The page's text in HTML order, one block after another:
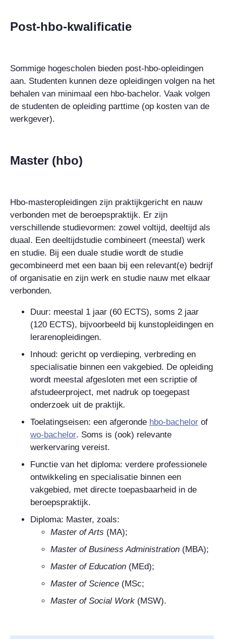
Post-hbo-kwalificatie
Sommige hogescholen bieden post-hbo-opleidingen
aan. Studenten kunnen deze opleidingen volgen na het
behalen van minimaal een hbo-bachelor. Vaak volgen
de studenten de opleiding parttime (op kosten van de
werkgever).
Master (hbo)
Hbo-masteropleidingen zijn praktijkgericht en nauw
verbonden met de beroepspraktijk. Er zijn
verschillende studievormen: zowel voltijd, deeltijd als
duaal. Een deeltijdstudie combineert (meestal) werk
en studie. Bij een duale studie wordt de studie
gecombineerd met een baan bij een relevant(e) bedrijf
of organisatie en zijn werk en studie nauw met elkaar
verbonden.
Duur: meestal 1 jaar (60 ECTS), soms 2 jaar
(120 ECTS), bijvoorbeeld bij kunstopleidingen en
lerarenopleidingen.
Inhoud: gericht op verdieping, verbreding en
specialisatie binnen een vakgebied. De opleiding
wordt meestal afgesloten met een scriptie of
afstudeerproject, met nadruk op toegepast
onderzoek uit de praktijk.
Toelatingseisen: een afgeronde hbo-bachelor of
wo-bachelor. Soms is (ook) relevante
werkervaring vereist.
Functie van het diploma: verdere professionele
ontwikkeling en specialisatie binnen een
vakgebied, met directe toepasbaarheid in de
beroepspraktijk.
Diploma: Master, zoals:
Master of Arts (MA);
Master of Business Administration (MBA);
Master of Education (MEd);
Master of Science (MSc;
Master of Social Work (MSW).